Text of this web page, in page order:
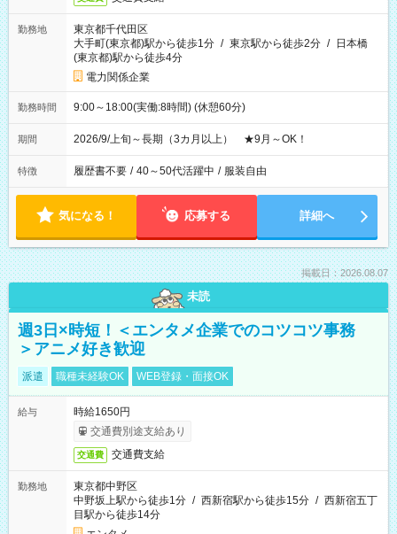
勤務地
東京都千代田区
大手町(東京都)駅から徒歩1分 / 東京駅から徒歩2分 / 日本橋
(東京都)駅から徒歩4分
電力関係企業
勤務時間 9:00～18:00(実働:8時間) (休憩60分)
期間 2026/9/上旬～長期（3カ月以上） ★9月～OK！
特徴 履歴書不要 / 40～50代活躍中 / 服装自由
気になる！ 応募する 詳細へ
掲載日：2026.08.07
未読
週3日×時短！＜エンタメ企業でのコツコツ事務
＞アニメ好き歓迎
派遣 職種未経験OK WEB登録・面接OK
給与
時給1650円
交通費別途支給あり
交通費 交通費支給
勤務地
東京都中野区
中野坂上駅から徒歩1分 / 西新宿駅から徒歩15分 / 西新宿五丁
目駅から徒歩14分